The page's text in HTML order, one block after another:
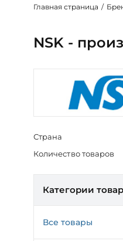
Главная страница /
NSK -
Страна
Количество товаров
Категории
Все товары